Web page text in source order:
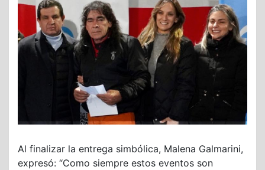
Al finalizar la entrega simbólica, Malena Galmarini,
expresó: “Como siempre estos eventos son